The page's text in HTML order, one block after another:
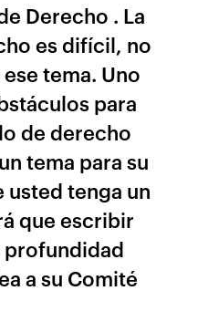
Derecho . La
es difícil, no
tema. Uno
para
de derecho
tema para su
usted tenga un
que escribir
profundidad
a su Comité